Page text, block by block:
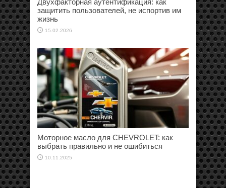
Двухфакторная аутентификация: как
защитить пользователей, не испортив им
жизнь
15.02.2026
Моторное масло для CHEVROLET: как
выбрать правильно и не ошибиться
10.11.2025